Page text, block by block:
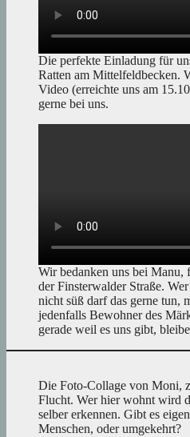
Die perfekte Einladung für
Ratten am Mittelfeldbecken.
Video (erreichte uns am
gerne bei uns.
Wir bedanken uns bei Manu,
der Finsterwalder Straße.
nicht süß darf das gerne tun,
jedenfalls Bewohner des
gerade weil es uns gibt,
Die Foto-Collage von Moni,
Flucht. Wer hier wohnt wird
selber erkennen. Gibt es
Menschen, oder umgekehrt?